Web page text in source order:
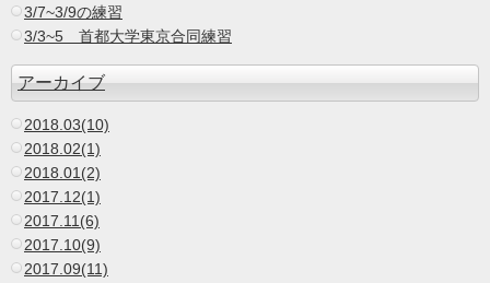
3/7~3/9の練習
3/3~5 首都大学東京合同練習
アーカイブ
2018.03(10)
2018.02(1)
2018.01(2)
2017.12(1)
2017.11(6)
2017.10(9)
2017.09(11)